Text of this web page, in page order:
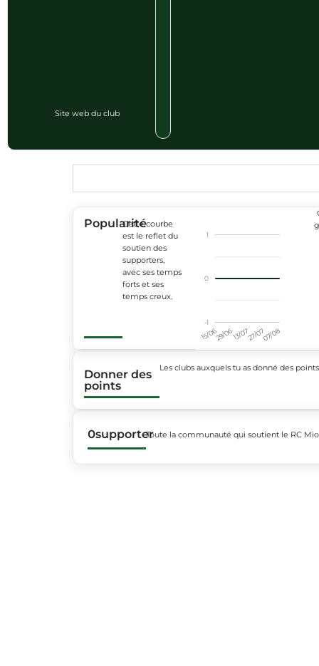
Site web du club
PopularitéCette courbe
est le reflet du
soutien des
supporters,
avec ses temps
forts et ses
temps creux.
15/0629/0613/0727/0707/08
-1
0
1
Donner des
points
Les clubs auxquels tu as donné des points
0supporterToute la communauté qui soutient le RC